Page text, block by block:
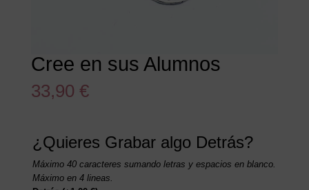
Cree en sus Alumnos
33,90 €
¿Quieres Grabar algo Detrás?
Máximo 40 caracteres sumando letras y espacios en blanco.
Máximo en 4 lineas.